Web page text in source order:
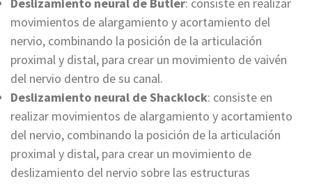
movimientos de alargamiento y acortamiento del
nervio, combinando la posición de la articulación
proximal y distal, para crear un movimiento de vaivén
del nervio dentro de su canal.
Deslizamiento neural de Shacklock: consiste en
realizar movimientos de alargamiento y acortamiento
del nervio, combinando la posición de la articulación
proximal y distal, para crear un movimiento de
deslizamiento del nervio sobre las estructuras